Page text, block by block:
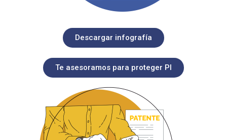
Descargar infografía
Te asesoramos para proteger PI